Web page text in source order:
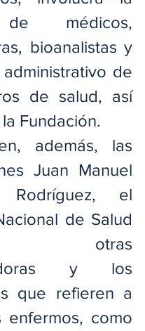
médicos,
bioanalistas y
de
de salud, así
Fundación.
además, las
Juan Manuel
Rodríguez, el
de Salud
otras
y los
que refieren a
enfermos, como